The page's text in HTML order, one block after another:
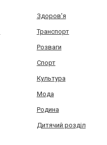
Здоров'я
Транспорт
Розваги
Спорт
Культура
Мода
Родина
Дитячий розділ